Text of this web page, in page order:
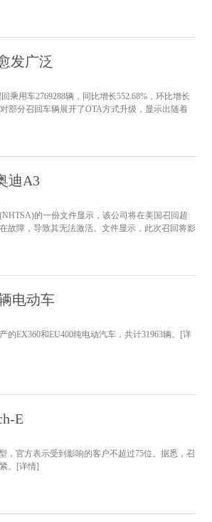
可能发生热降解，极端情况...
发广泛
乘用车2769288辆，同比增长552.68%，环比增长
部分召回车辆展开了OTA方式升级，显示出随着
远程升级（OT...
迪A3
的一份文件显示，该公司将在美国召回超
故障，导致其无法激活。文件显示，此次召回将影
现故障，...
电动车
的EX360和EU400纯电动汽车，共计31963辆。
[详
E
，官方表示受到影响的客户不超过75位。据悉，召
。
[详情]